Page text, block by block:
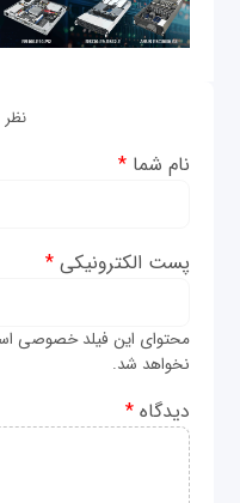
نام شما*
پست الکترونیکی*
محتوای این فیلد خصوصی
نخواهد شد.
دیدگاه*